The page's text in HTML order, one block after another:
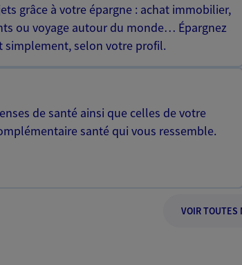
grâce à votre épargne : achat immobilier,
ou voyage autour du monde… Épargnez
simplement, selon votre profil.
de santé ainsi que celles de votre
santé qui vous ressemble.
VOIR TOUTES